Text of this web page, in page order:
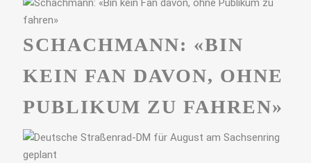
SCHACHMANN: «BIN
KEIN FAN DAVON, OHNE
PUBLIKUM ZU FAHREN»